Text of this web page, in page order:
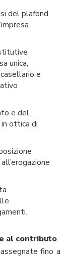
del plafond
unica,
e
e del
ottica di
al contributo
fino a